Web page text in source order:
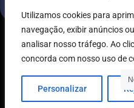
Utilizamos cookies para
navegação, exibir anúncios
analisar nosso tráfego. Ao
concorda com nosso uso de
Personalizar
© Immi Canada 2026.